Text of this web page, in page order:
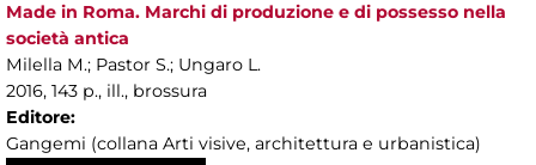
Made in Roma. Marchi di produzione e di possesso nella
società antica
Milella M.; Pastor S.; Ungaro L.
2016, 143 p., ill., brossura
Editore:
Gangemi (collana Arti visive, architettura e urbanistica)